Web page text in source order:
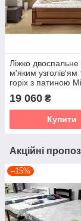
Ліжко двоспальне
м'яким узголів'ям
горіх з патиною
19 060 ₴
Купити
Акційні
–15%